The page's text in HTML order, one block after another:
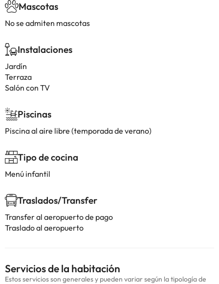
Mascotas
No se admiten mascotas
Instalaciones
Jardín
Terraza
Salón con TV
Piscinas
Piscina al aire libre (temporada de verano)
Tipo de cocina
Menú infantil
Traslados/Transfer
Transfer al aeropuerto de pago
Traslado al aeropuerto
Servicios de la habitación
Estos servicios son generales y pueden variar según la tipología de